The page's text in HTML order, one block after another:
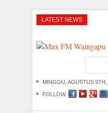
LATEST NEWS
MINGGU, AGUSTUS 9TH,
FOLLOW